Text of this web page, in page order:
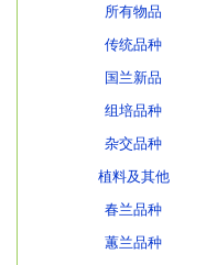
所有物品
传统品种
国兰新品
组培品种
杂交品种
植料及其他
春兰品种
蕙兰品种